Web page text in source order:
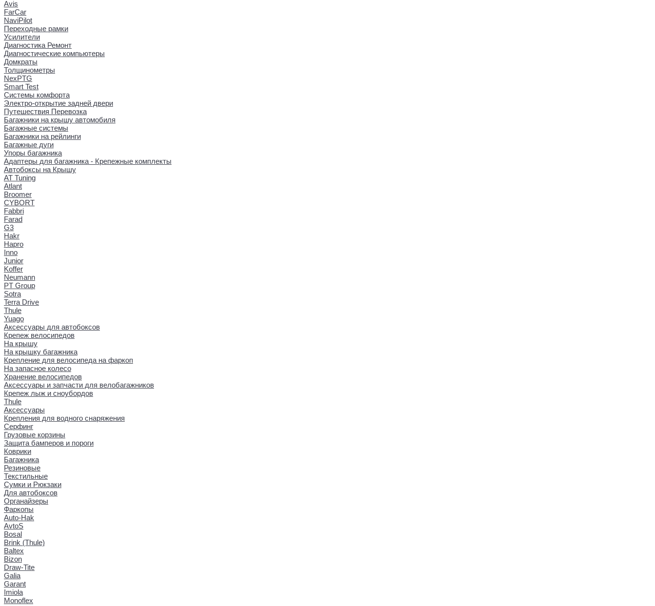
Avis
FarCar
NaviPilot
Переходные рамки
Усилители
Диагностика Ремонт
Диагностические компьютеры
Домкраты
Толщинометры
NexPTG
Smart Test
Системы комфорта
Электро-открытие задней двери
Путешествия Перевозка
Багажники на крышу автомобиля
Багажные системы
Багажники на рейлинги
Багажные дуги
Упоры багажника
Адаптеры для багажника - Крепежные комплекты
Автобоксы на Крышу
AT Tuning
Atlant
Broomer
CYBORT
Fabbri
Farad
G3
Hakr
Hapro
Inno
Junior
Koffer
Neumann
PT Group
Sotra
Terra Drive
Thule
Yuago
Аксессуары для автобоксов
Крепеж велосипедов
На крышу
На крышку багажника
Крепление для велосипеда на фаркоп
На запасное колесо
Хранение велосипедов
Аксессуары и запчасти для велобагажников
Крепеж лыж и сноубордов
Thule
Аксессуары
Крепления для водного снаряжения
Серфинг
Грузовые корзины
Защита бамперов и пороги
Коврики
Багажника
Резиновые
Текстильные
Сумки и Рюкзаки
Для автобоксов
Органайзеры
Фаркопы
Auto-Hak
AvtoS
Bosal
Brink (Thule)
Baltex
Bizon
Draw-Tite
Galia
Garant
Imiola
Monoflex